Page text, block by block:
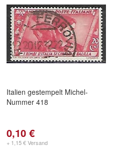
Italien gestempelt Michel-
Nummer 418
0,10 €
+ 1,15 € Versand